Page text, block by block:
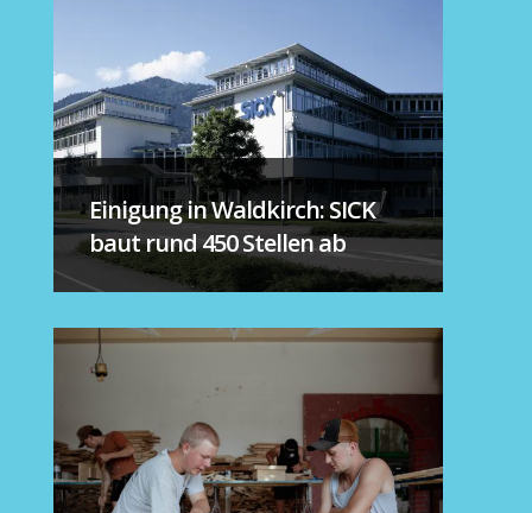
Einigung in Waldkirch: SICK
baut rund 450 Stellen ab